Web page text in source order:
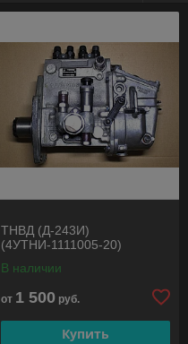
ТНВД (Д-243И)
(4УТНИ-1111005-20)
В наличии
от 1 500 руб.
Купить